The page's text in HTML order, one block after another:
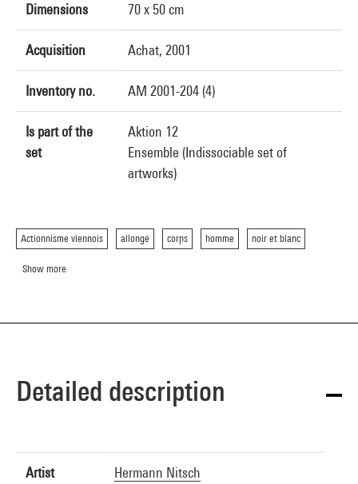
Dimensions 70 x 50 cm
Acquisition Achat, 2001
Inventory no. AM 2001-204 (4)
Is part of the
set
Aktion 12
Ensemble (Indissociable set of
artworks)
Actionnisme viennois allongé corps homme noir et blanc
Show more
Detailed description
Artist
Hermann Nitsch